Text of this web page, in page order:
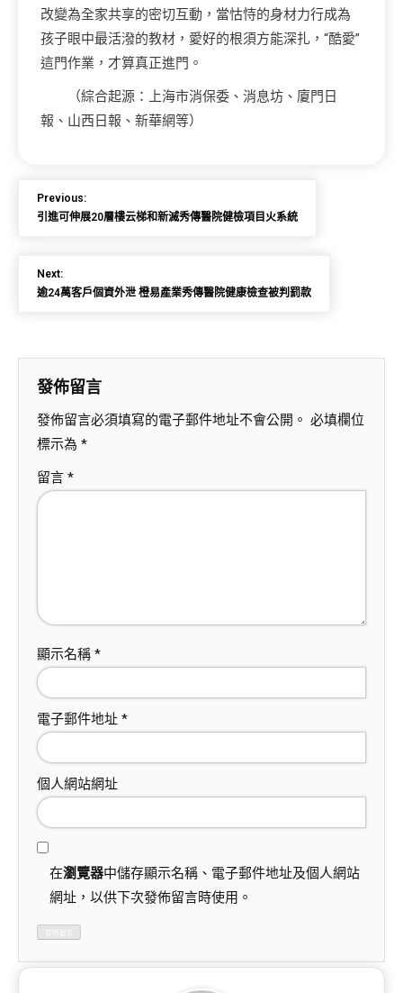
改變為全家共享的密切互動，當怙恃的身材力行成為
孩子眼中最活潑的教材，愛好的根須方能深扎，“酷愛”
這門作業，才算真正進門。
（綜合起源：上海市消保委、消息坊、廈門日
報、山西日報、新華網等）
Previous:
引進可伸展20層樓云梯和新滅秀傳醫院健檢項目火系統
Next:
逾24萬客戶個資外泄 橙易產業秀傳醫院健康檢查被判罰款
發佈留言
發佈留言必須填寫的電子郵件地址不會公開。 必填欄位
標示為 *
留言 *
顯示名稱 *
電子郵件地址 *
個人網站網址
在瀏覽器中儲存顯示名稱、電子郵件地址及個人網站
網址，以供下次發佈留言時使用。